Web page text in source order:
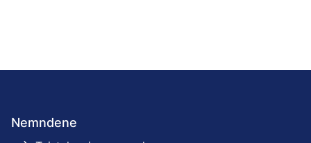
Nemndene